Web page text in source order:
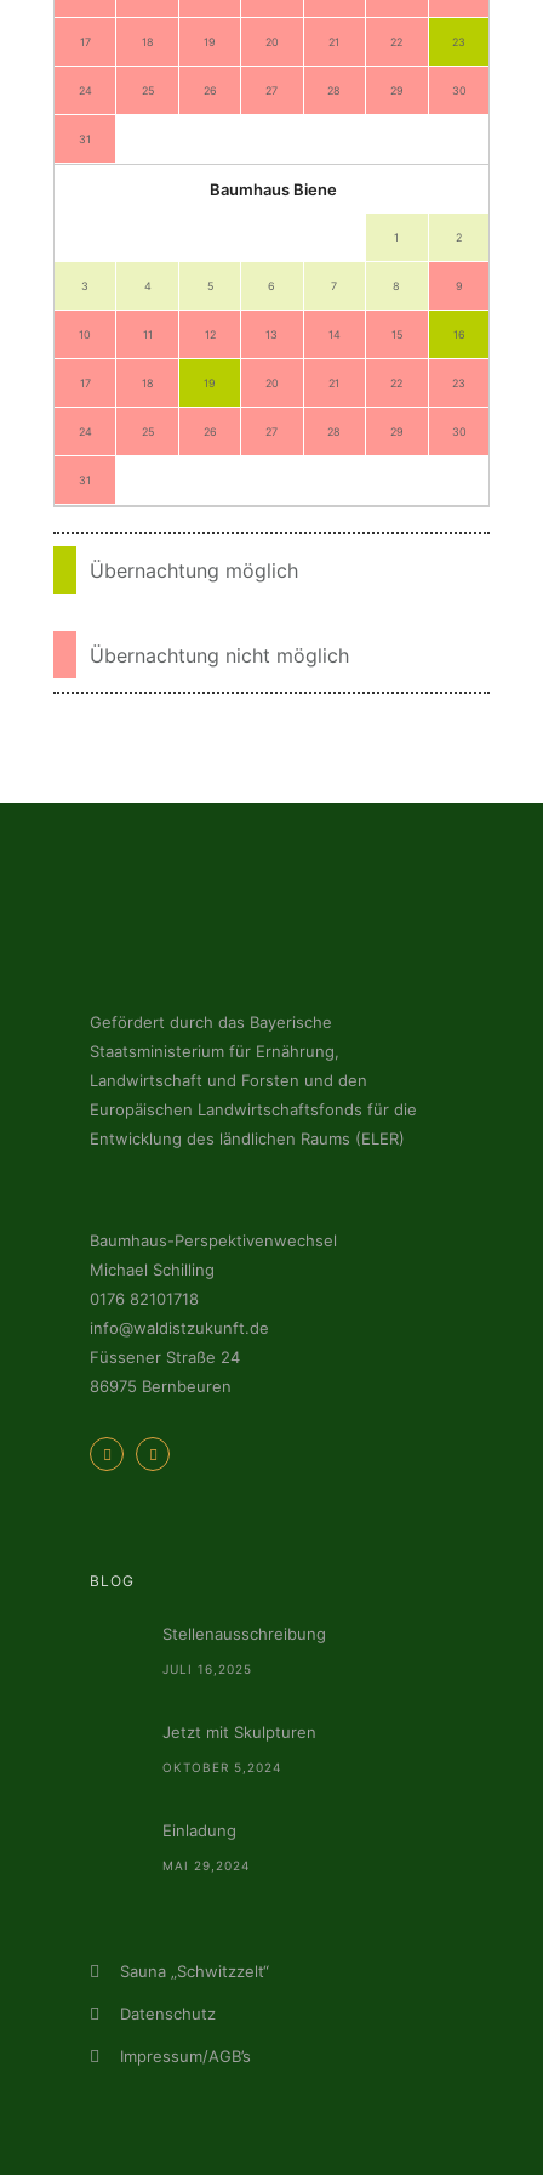
17 18 19 20 21 22 23
24 25 26 27 28 29 30
31
Baumhaus Biene
1 2
3 4 5 6 7 8 9
10 11 12 13 14 15 16
17 18 19 20 21 22 23
24 25 26 27 28 29 30
31
Übernachtung möglich
Übernachtung nicht möglich
Gefördert durch das Bayerische
Staatsministerium für Ernährung,
Landwirtschaft und Forsten und den
Europäischen Landwirtschaftsfonds für die
Entwicklung des ländlichen Raums (ELER)
Baumhaus-Perspektivenwechsel
Michael Schilling
0176 82101718
info@waldistzukunft.de
Füssener Straße 24
86975 Bernbeuren
BLOG
Stellenausschreibung
JULI 16,2025
Jetzt mit Skulpturen
OKTOBER 5,2024
Einladung
MAI 29,2024
Sauna „Schwitzzelt“
Datenschutz
Impressum/AGB’s